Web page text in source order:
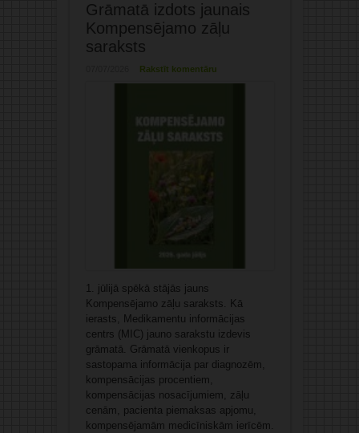
Grāmatā izdots jaunais
Kompensējamo zāļu
saraksts
Rakstīt komentāru
1. jūlijā spēkā stājās jauns
Kompensējamo zāļu saraksts. Kā
ierasts, Medikamentu informācijas
centrs (MIC) jauno sarakstu izdevis
grāmatā. Grāmatā vienkopus ir
sastopama informācija par diagnozēm,
kompensācijas procentiem,
kompensācijas nosacījumiem, zāļu
cenām, pacienta piemaksas apjomu,
kompensējamām medicīniskām ierīcēm.